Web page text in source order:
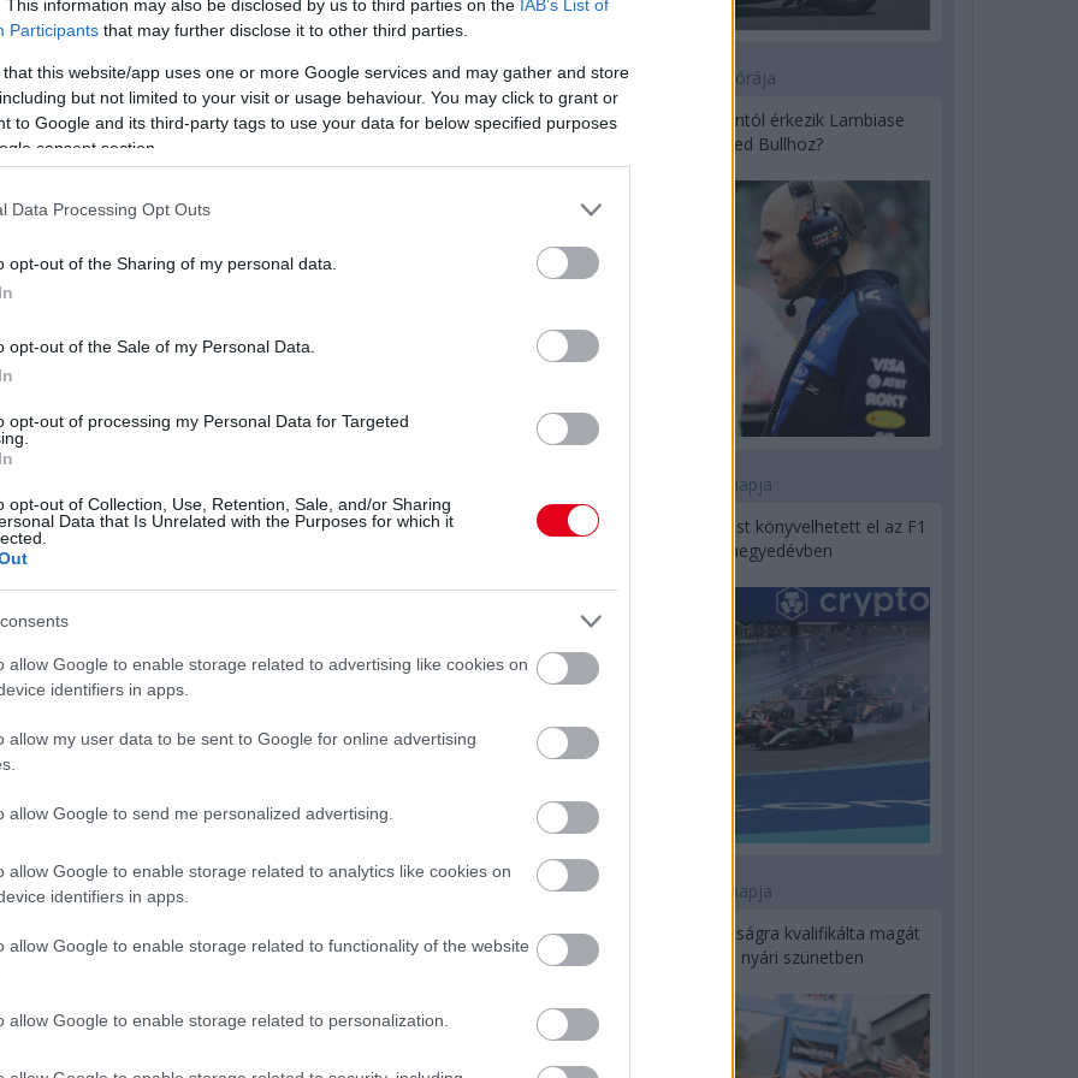
This information may also be disclosed by us to third parties on the IAB’s List of
Participants that may further disclose it to other third parties.
that this website/app uses one or more Google services and may gather and store
but not limited to your visit or usage behaviour. You may click to grant or
to Google and its third-party tags to use your data for below specified purposes
consent section.
Data Processing Opt Outs
opt-out of the Sharing of my personal data.
opt-out of the Sale of my Personal Data.
opt-out of processing my Personal Data for Targeted
opt-out of Collection, Use, Retention, Sale, and/or Sharing
Data that Is Unrelated with the Purposes for which it
allow Google to enable storage related to advertising like cookies on
identifiers in apps.
allow my user data to be sent to Google for online advertising
allow Google to send me personalized advertising.
allow Google to enable storage related to analytics like cookies on
identifiers in apps.
allow Google to enable storage related to functionality of the website
allow Google to enable storage related to personalization.
keréktárcsák és dörgedelmes
az optikai változásokra
gyökereiket: az új modellhez
lengéscsillapító, valamint feszesebb
míg a TRD harsányan mutogatja izmait, itt
a tálalás. A diszkrétebb első kötény, a
a csomagtérfedél peremére illesztett,
is felkerültek a cég
tuning és a szériaállapot közötti
be Japánban az IS szedán novemberi
Mode Black kivitelt.
19 órája
Sajtó: Az Aston Martintól érkezik Lambiase
utódja a Red Bullhoz?
1 napja
Óriási bevétel-visszaesést könyvelhetett el az F1
a második negyedévben
1 napja
Kerékpáros világbajnokságra kvalifikálta magát
Bottas az F1-es nyári szünetben